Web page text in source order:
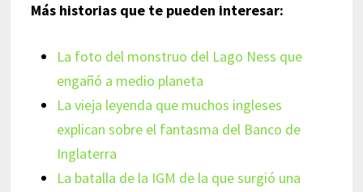
Más historias que te pueden interesar:
La foto del monstruo del Lago Ness que
engañó a medio planeta
La vieja leyenda que muchos ingleses
explican sobre el fantasma del Banco de
Inglaterra
La batalla de la IGM de la que surgió una